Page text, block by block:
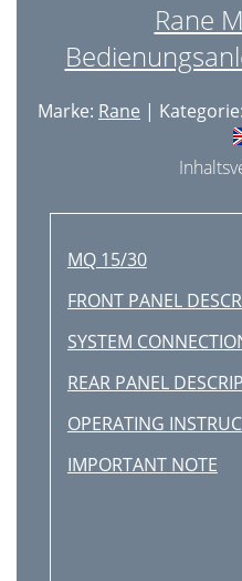
Rane
Marke: Rane | Kategorie:
MQ 15/30
FRONT PANEL
SYSTEM
REAR PANEL
OPERATING
IMPORTANT NOTE